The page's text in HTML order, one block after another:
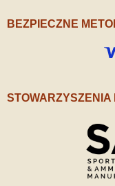
BEZPIECZNE
STOWARZYSZENIA